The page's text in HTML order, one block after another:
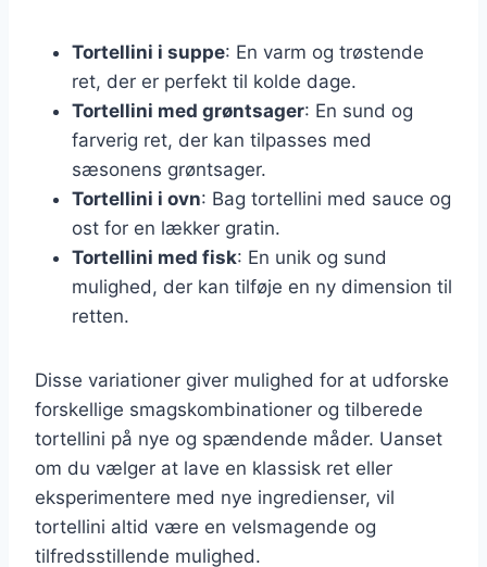
Tortellini i suppe: En varm og trøstende
ret, der er perfekt til kolde dage.
Tortellini med grøntsager: En sund og
farverig ret, der kan tilpasses med
sæsonens grøntsager.
Tortellini i ovn: Bag tortellini med sauce og
ost for en lækker gratin.
Tortellini med fisk: En unik og sund
mulighed, der kan tilføje en ny dimension til
retten.
Disse variationer giver mulighed for at udforske
forskellige smagskombinationer og tilberede
tortellini på nye og spændende måder. Uanset
om du vælger at lave en klassisk ret eller
eksperimentere med nye ingredienser, vil
tortellini altid være en velsmagende og
tilfredsstillende mulighed.